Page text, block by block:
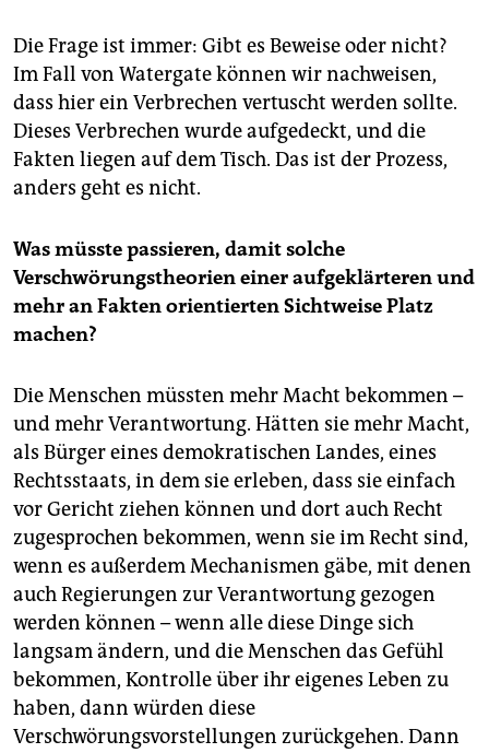
Die Frage ist immer: Gibt es Beweise oder nicht?
Im Fall von Watergate können wir nachweisen,
dass hier ein Verbrechen vertuscht werden sollte.
Dieses Verbrechen wurde aufgedeckt, und die
Fakten liegen auf dem Tisch. Das ist der Prozess,
anders geht es nicht.
Was müsste passieren, damit solche
Verschwörungstheorien einer aufgeklärteren und
mehr an Fakten orientierten Sichtweise Platz
machen?
Die Menschen müssten mehr Macht bekommen –
und mehr Verantwortung. Hätten sie mehr Macht,
als Bürger eines demokratischen Landes, eines
Rechtsstaats, in dem sie erleben, dass sie einfach
vor Gericht ziehen können und dort auch Recht
zugesprochen bekommen, wenn sie im Recht sind,
wenn es außerdem Mechanismen gäbe, mit denen
auch Regierungen zur Verantwortung gezogen
werden können – wenn alle diese Dinge sich
langsam ändern, und die Menschen das Gefühl
bekommen, Kontrolle über ihr eigenes Leben zu
haben, dann würden diese
Verschwörungsvorstellungen zurückgehen. Dann